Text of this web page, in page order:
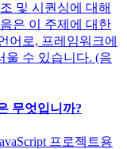
및 시퀀싱에 대해
은 이 주제에 대한
어로, 프레임워크에
울 수 있습니다. (음
무엇입니까?
프로젝트용